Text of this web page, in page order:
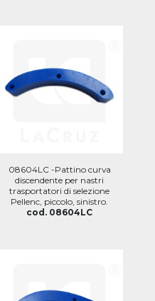
08604LC -Pattino curva
discendente per nastri
trasportatori di selezione
Pellenc, piccolo, sinistro.
cod. 08604LC